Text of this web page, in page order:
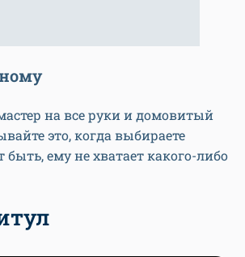
на все руки и домовитый
это, когда выбираете
ему не хватает какого-либо